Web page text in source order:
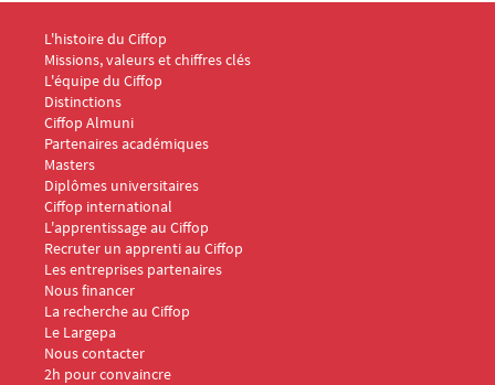
Menu Footer CIFFOP 1
L'histoire du Ciffop
Missions, valeurs et chiffres clés
L'équipe du Ciffop
Distinctions
Ciffop Almuni
Partenaires académiques
Menu Footer CIFFOP 2
Masters
Diplômes universitaires
Ciffop international
Menu Footer CIFFOP 3
L'apprentissage au Ciffop
Recruter un apprenti au Ciffop
Les entreprises partenaires
Nous financer
Menu Footer CIFFOP 4
La recherche au Ciffop
Le Largepa
Menu Footer CIFFOP 5
Nous contacter
2h pour convaincre